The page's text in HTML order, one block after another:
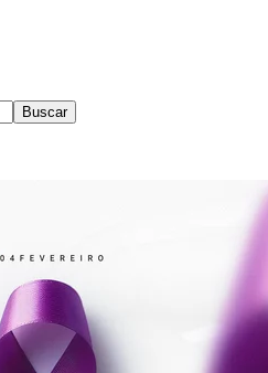
Buscar